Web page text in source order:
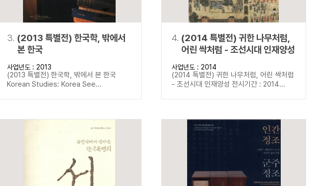
3. (2013 특별전) 한국학, 밖에서
본 한국
사업년도 : 2013
(2013 특별전) 한국학, 밖에서 본 한국
Korean Studies: Korea See...
4. (2014 특별전) 귀한 나무처럼,
어린 싹처럼 - 조선시대 인재양성
사업년도 : 2014
(2014 특별전) 귀한 나무처럼, 어린 싹처럼
- 조선시대 인재양성 전시기간 : 2014...